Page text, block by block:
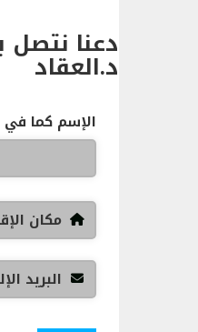
دعنا نتصل
د.العقاد
الإسم كما في
مكان
البريد